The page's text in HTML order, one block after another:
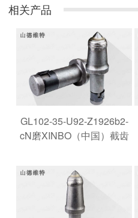
相关产品
GL102-35-U92-Z1926b2-
cN磨XINBO（中国）截齿